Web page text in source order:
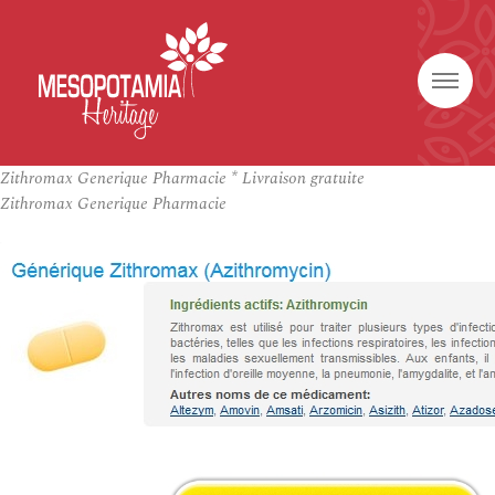
Zithromax Generique Pharmacie * Livraison gratuite
Zithromax Generique Pharmacie